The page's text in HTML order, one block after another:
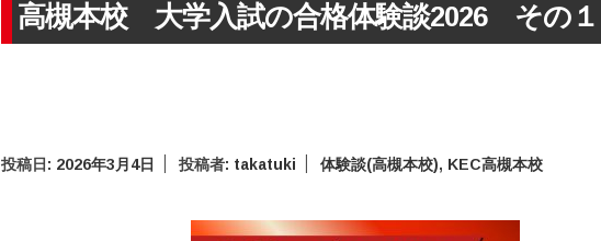
高槻本校 大学入試の合格体験談2026 その１
投稿日: 2026年3月4日 投稿者: takatuki 体験談(高槻本校), KEC高槻本校